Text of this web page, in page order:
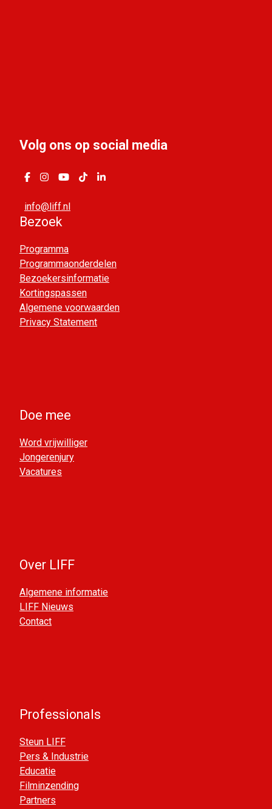
Volg ons op social media
info@liff.nl
Bezoek
Programma
Programmaonderdelen
Bezoekersinformatie
Kortingspassen
Algemene voorwaarden
Privacy Statement
Doe mee
Word vrijwilliger
Jongerenjury
Vacatures
Over LIFF
Algemene informatie
LIFF Nieuws
Contact
Professionals
Steun LIFF
Pers & Industrie
Educatie
Filminzending
Partners